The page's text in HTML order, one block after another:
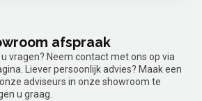
afspraak
vragen? Neem contact met ons op via
Liever persoonlijk advies? Maak een
adviseurs in onze showroom te
u graag.